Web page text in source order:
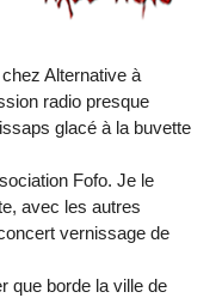
Alternative à
radio presque
glacé à la buvette
Fofo. Je le
avec les autres
vernissage de
que borde la ville de